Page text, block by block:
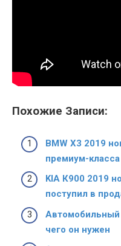
Похожие Записи:
BMW X3 2019
премиум-класса
KIA К900 2019
поступил в
Автомобильный
чего он нужен